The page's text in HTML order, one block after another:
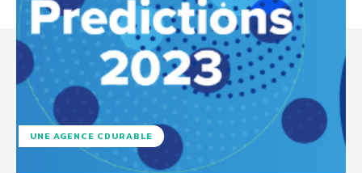
UNE AGENCE CDURABLE